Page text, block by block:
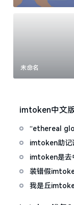
未命名
imtoken中文
“ethereal
的私房话
imtoken助记
imtoken是去
装错假
招能救急
我是丘